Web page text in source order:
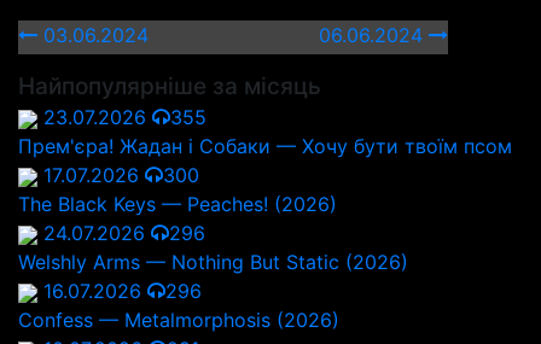
03.06.2024
06.06.2024
Найпопулярніше за місяць
23.07.2026
355
Прем'єра! Жадан і Собаки — Хочу бути твоїм псом
17.07.2026
300
The Black Keys — Peaches! (2026)
24.07.2026
296
Welshly Arms — Nothing But Static (2026)
16.07.2026
296
Confess — Metalmorphosis (2026)